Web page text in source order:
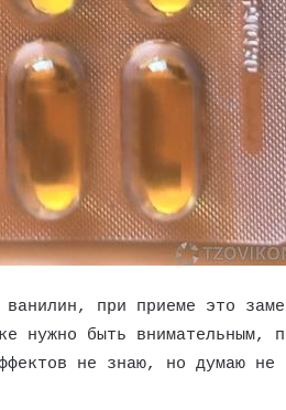
ванилин, при приеме это
нужно быть внимательным,
не знаю, но думаю не